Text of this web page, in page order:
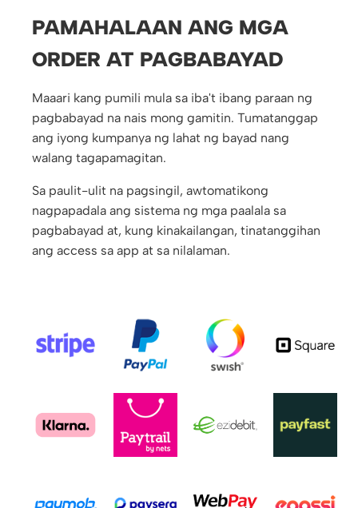
PAMAHALAAN ANG MGA
ORDER AT PAGBABAYAD
Maaari kang pumili mula sa iba't ibang paraan ng
pagbabayad na nais mong gamitin. Tumatanggap
ang iyong kumpanya ng lahat ng bayad nang
walang tagapamagitan.
Sa paulit-ulit na pagsingil, awtomatikong
nagpapadala ang sistema ng mga paalala sa
pagbabayad at, kung kinakailangan, tinatanggihan
ang access sa app at sa nilalaman.